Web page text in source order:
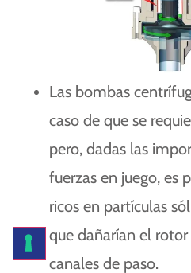
Las bombas
caso de que se
pero, dadas las
fuerzas en juego, es
ricos en partículas
que dañarían el
canales de paso.